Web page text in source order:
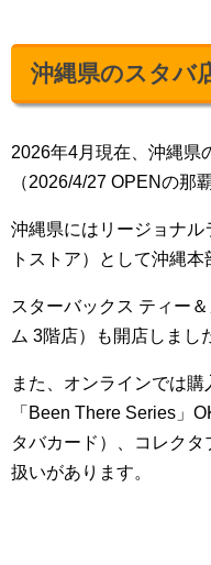
沖縄県のスタバ
2026年4月現在、沖縄県
（2026/4/27 OPENの那
沖縄県にはリージョナ
トストア）として沖縄本
スターバックス ティー
ム 3階店）も開店しまし
また、オンラインでは購
「Been There Series」
タバカード）、コレク
扱いがあります。